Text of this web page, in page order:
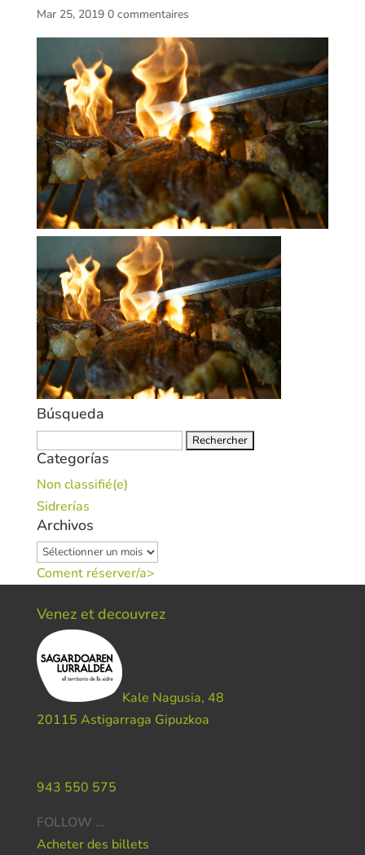
Mar 25, 2019 0 commentaires
Búsqueda
Categorías
Non classifié(e)
Sidrerías
Archivos
Archivos
Coment réserver/a>
Venez et decouvrez
Kale Nagusia, 48
20115 Astigarraga Gipuzkoa
943 550 575
FOLLOW …
Acheter des billets